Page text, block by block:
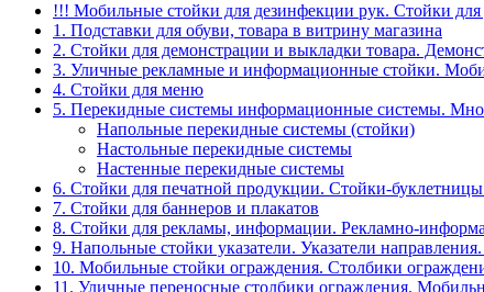
!!! Мобильные стойки для дезинфекции рук. Стойки
1. Подставки для обуви, товара в витрину магазина
2. Стойки для демонстрации и выкладки товара.
3. Уличные рекламные и информационные стойки.
4. Стойки для меню
5. Перекидные системы информационные системы.
Напольные перекидные системы (стойки)
Настольные перекидные системы
Настенные перекидные системы
6. Стойки для печатной продукции. Стойки-
7. Стойки для баннеров и плакатов
8. Стойки для рекламы, информации. Рекламно-
9. Напольные стойки указатели. Указатели
10. Мобильные стойки ограждения. Столбики
11. Уличные переносные столбики ограждения.